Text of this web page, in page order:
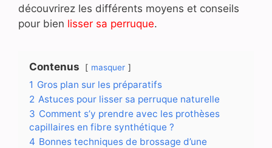
découvrirez les différents moyens et conseils
pour bien lisser sa perruque.
Contenus masquer
1 Gros plan sur les préparatifs
2 Astuces pour lisser sa perruque naturelle
3 Comment s’y prendre avec les prothèses
capillaires en fibre synthétique ?
4 Bonnes techniques de brossage d’une